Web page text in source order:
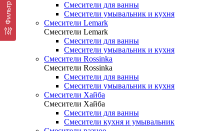
Смесители для ванны
Смесители умывальник и кухня
Смесители Lemark
Смесители Lemark
Смесители для ванны
Смесители умывальник и кухня
Смесители Rossinka
Смесители Rossinka
Смесители для ванны
Смесители умывальник и кухня
Смесители Хайба
Смесители Хайба
Смесители для ванны
Смесители кухня и умывальник
Фильтр